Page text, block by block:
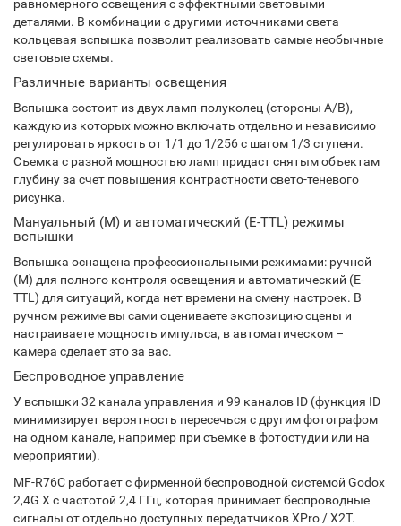
равномерного освещения с эффектными световыми
деталями. В комбинации с другими источниками света
кольцевая вспышка позволит реализовать самые необычные
световые схемы.
Различные варианты освещения
Вспышка состоит из двух ламп-полуколец (стороны A/B),
каждую из которых можно включать отдельно и независимо
регулировать яркость от 1/1 до 1/256 с шагом 1/3 ступени.
Съемка с разной мощностью ламп придаст снятым объектам
глубину за счет повышения контрастности свето-теневого
рисунка.
Мануальный (М) и автоматический (E-TTL) режимы
вспышки
Вспышка оснащена профессиональными режимами: ручной
(М) для полного контроля освещения и автоматический (E-
TTL) для ситуаций, когда нет времени на смену настроек. В
ручном режиме вы сами оцениваете экспозицию сцены и
настраиваете мощность импульса, в автоматическом –
камера сделает это за вас.
Беспроводное управление
У вспышки 32 канала управления и 99 каналов ID (функция ID
минимизирует вероятность пересечься с другим фотографом
на одном канале, например при съемке в фотостудии или на
мероприятии).
MF-R76C работает с фирменной беспроводной системой Godox
2,4G X с частотой 2,4 ГГц, которая принимает беспроводные
сигналы от отдельно доступных передатчиков XPro / X2T.